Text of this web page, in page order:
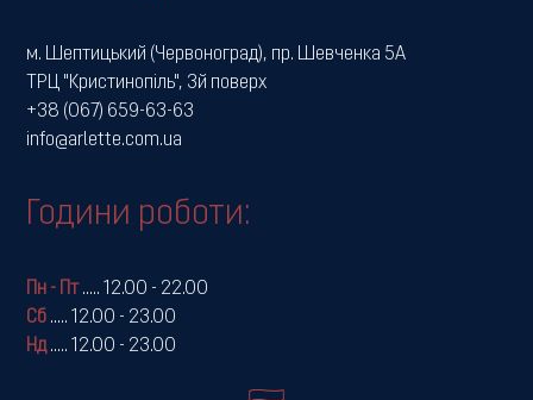
м. Шептицький (Червоноград), пр. Шевченка 5А
ТРЦ "Кристинопіль", 3й поверх
+38 (067) 659-63-63
info@arlette.com.ua
Години роботи:
Пн - Пт.....
12.00 - 22.00
Сб .....
12.00 - 23.00
Нд..... 12.00 - 23.00